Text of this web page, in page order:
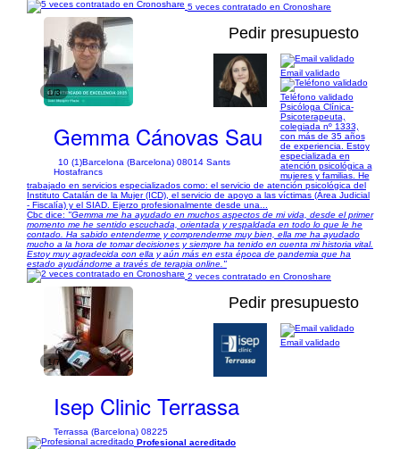
5 veces contratado en Cronoshare
1/3
Pedir presupuesto
Gemma Cánovas Sau
10 (1)Barcelona (Barcelona) 08014 Sants
Hostafrancs
Email validado
Teléfono validado
Psicóloga Clínica-
Psicoterapeuta,
colegiada nº 1333,
con más de 35 años
de experiencia. Estoy
especializada en
atención psicológica a
mujeres y familias. He
trabajado en servicios especializados como: el servicio de atención psicológica del
Instituto Catalán de la Mujer (ICD), el servicio de apoyo a las víctimas (Área Judicial
- Fiscalía) y el SIAD. Ejerzo profesionalmente desde una...
Cbc dice: "Gemma me ha ayudado en muchos aspectos de mi vida, desde el primer
momento me he sentido escuchada, orientada y respaldada en todo lo que le he
contado. Ha sabido entenderme y comprenderme muy bien, ella me ha ayudado
mucho a la hora de tomar decisiones y siempre ha tenido en cuenta mi historia vital.
Estoy muy agradecida con ella y aún más en esta época de pandemia que ha
estado ayudándome a través de terapia online."
2 veces contratado en Cronoshare
1/7
Pedir presupuesto
Isep Clinic Terrassa
Terrassa (Barcelona) 08225
Email validado
Profesional acreditado